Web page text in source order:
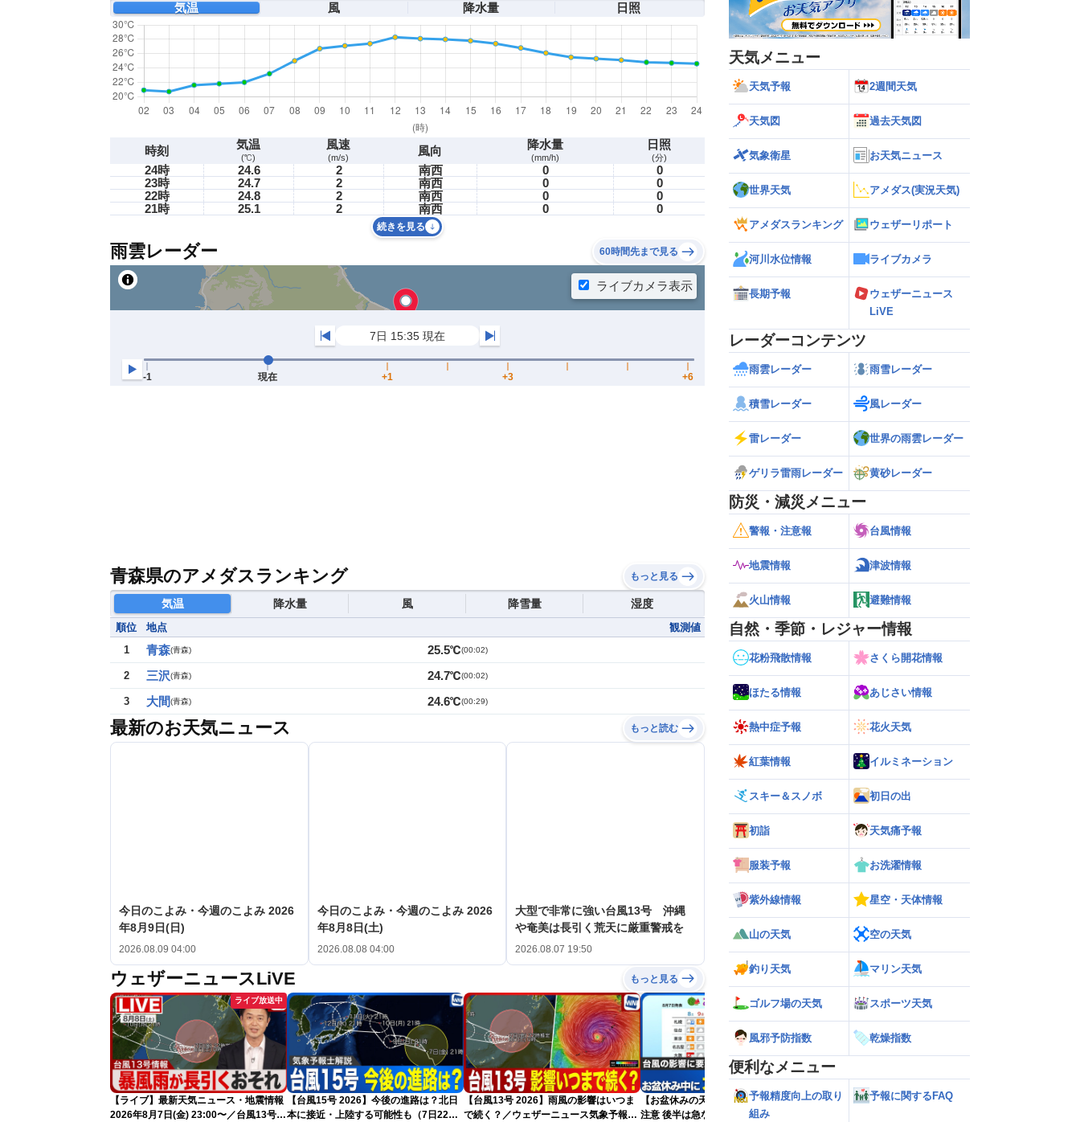
気温 風 降水量 日照
時刻 気温
(℃)
風速
(m/s) 風向 降水量
(mm/h)
日照
(分)
24時 24.6 2 南西 0
0
23時
24.7 2 南西 0
0
22時
24.8 2 南西 0
0
21時
25.1 2 南西 0 0
続きを見る
雨雲レーダー 60時間先まで見る
青森県のアメダスランキング もっと見る
気温 降水量 風 降雪量 湿度
順位 地点
観測値
1
青森(青森) 25.5℃(00:02)
2 三沢(青森) 24.7℃(00:02)
3 大間(青森) 24.6℃(00:29)
最新のお天気ニュース もっと読む
今日のこよみ・今週のこよみ 2026
年8月9日(日)
2026.08.09 04:00
今日のこよみ・今週のこよみ 2026
年8月8日(土)
2026.08.08 04:00
大型で非常に強い台風13号 沖縄
や奄美は長引く荒天に厳重警戒を
2026.08.07 19:50
ウェザーニュースLiVE もっと見る
ライブ放送中
【ライブ】最新天気ニュース・地震情報
2026年8月7日(金) 23:00〜／台風13号の
【台風15号 2026】今後の進路は？北日
本に接近・上陸する可能性も（7日22時
【台風13号 2026】雨風の影響はいつま
で続く？／ウェザーニュース気象予報士
【お盆休みの天気2026】台風の影響に要
注意 後半は急な雷雨の心配も
【ゲリラ雷雨】長野県で1時間に約
天気メニュー
天気予報 2週間天気
天気図 過去天気図
気象衛星 お天気ニュース
世界天気 アメダス(実況天気)
アメダスランキング ウェザーリポート
河川水位情報 ライブカメラ
長期予報
ウェザーニュース
LiVE
レーダーコンテンツ
雨雲レーダー 雨雪レーダー
積雪レーダー 風レーダー
雷レーダー 世界の雨雲レーダー
ゲリラ雷雨レーダー 黄砂レーダー
防災・減災メニュー
警報・注意報 台風情報
地震情報 津波情報
火山情報 避難情報
自然・季節・レジャー情報
花粉飛散情報 さくら開花情報
ほたる情報 あじさい情報
熱中症予報 花火天気
紅葉情報 イルミネーション
スキー＆スノボ 初日の出
初詣 天気痛予報
服装予報 お洗濯情報
紫外線情報 星空・天体情報
山の天気 空の天気
釣り天気 マリン天気
ゴルフ場の天気 スポーツ天気
風邪予防指数 乾燥指数
便利なメニュー
予報精度向上の取り
組み
予報に関するFAQ